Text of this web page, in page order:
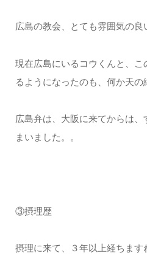
広島の教会、とても雰囲気の
現在広島にいるコウくんと、
るようになったのも、何か天の
広島弁は、大阪に来てからは
まいました。。
③摂理歴
摂理に来て、３年以上経ちます